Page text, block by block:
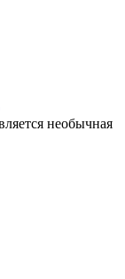
необычная